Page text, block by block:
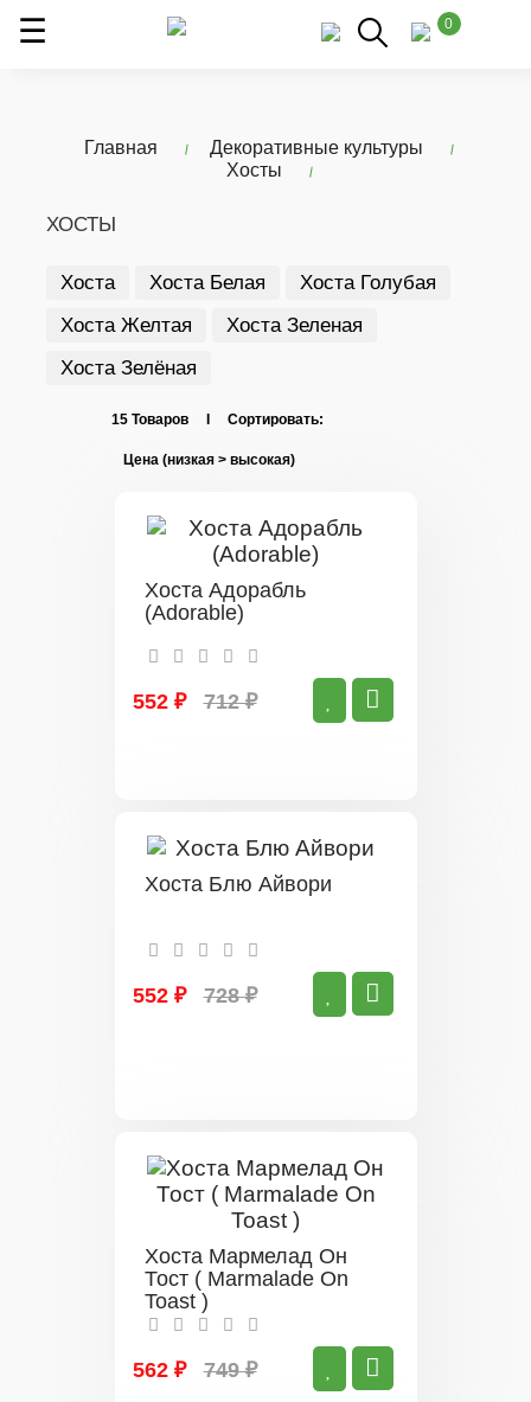
0
Главная
Декоративные культуры
Хосты
ХОСТЫ
Хоста Хоста Белая
Хоста Голубая
Хоста Желтая
Хоста Зеленая
Хоста Зелёная
15 Товаров I Сортировать:
Хоста Адорабль
(Adorable)
552 ₽ 712 ₽
Хоста Блю Айвори
552 ₽ 728 ₽
Хоста Мармелад Он
Тост ( Marmalade On
Toast )
562 ₽ 749 ₽